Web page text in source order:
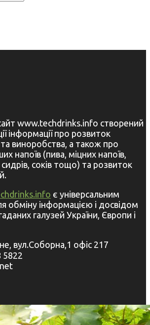
www.techdrinks.info створений
інформації про розвиток
виноробства, а також про
напоїв (пива, міцних напоїв,
соків тощо) та розвиток
є універсальним
обміну інформацією і досвідом
галузей України, Європи і
вул.Соборна,1 офіс 217
5822